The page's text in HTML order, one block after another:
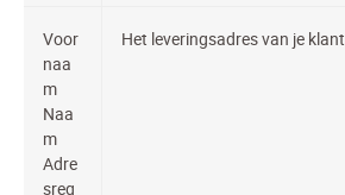
Voor
naa
m
Naa
m
Adre
sreg
Het leveringsadres van je klant